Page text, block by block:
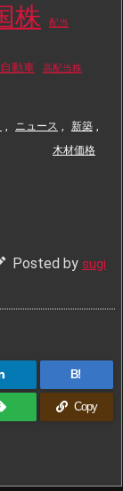
株 配当
動車 高配当株
, ニュース , 新築 ,
木材価格
Posted by sugi
B!
Copy